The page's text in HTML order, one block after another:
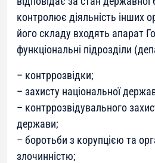
контролює діяльність інших
його складу входять апарат
функціональні підрозділи
– контррозвідки;
– захисту національної
– контррозвідувального
держави;
– боротьби з корупцією та
злочинністю;